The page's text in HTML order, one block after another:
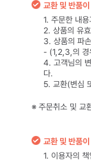
교환 및 반품
1. 주문한 내
2. 상품의 유
3. 상품의 파
- (1,2,3,의 경
4. 고객님의
다.
5. 교환(변심
※ 주문취소 및 교
교환 및 반품
1. 이용자의